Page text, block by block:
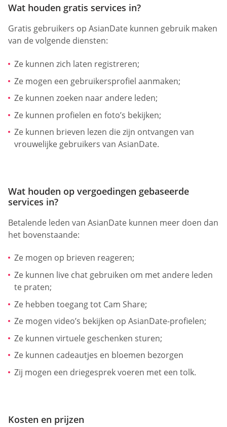
Wat houden gratis services in?
Gratis gebruikers op AsianDate kunnen gebruik maken
van de volgende diensten:
Ze kunnen zich laten registreren;
Ze mogen een gebruikersprofiel aanmaken;
Ze kunnen zoeken naar andere leden;
Ze kunnen profielen en foto’s bekijken;
Ze kunnen brieven lezen die zijn ontvangen van
vrouwelijke gebruikers van AsianDate.
Wat houden op vergoedingen gebaseerde
services in?
Betalende leden van AsianDate kunnen meer doen dan
het bovenstaande:
Ze mogen op brieven reageren;
Ze kunnen live chat gebruiken om met andere leden
te praten;
Ze hebben toegang tot Cam Share;
Ze mogen video’s bekijken op AsianDate-profielen;
Ze kunnen virtuele geschenken sturen;
Ze kunnen cadeautjes en bloemen bezorgen
Zij mogen een driegesprek voeren met een tolk.
Kosten en prijzen